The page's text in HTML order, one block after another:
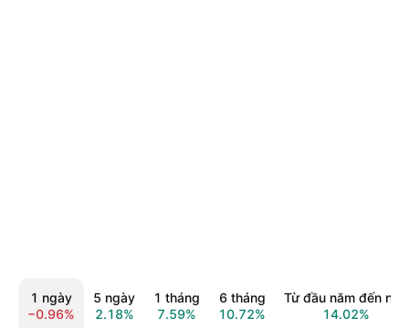
1 ngày
−0.96%
5 ngày
2.18%
1 tháng
7.59%
6 tháng
10.72%
Từ đầu năm đến nay
14.02%